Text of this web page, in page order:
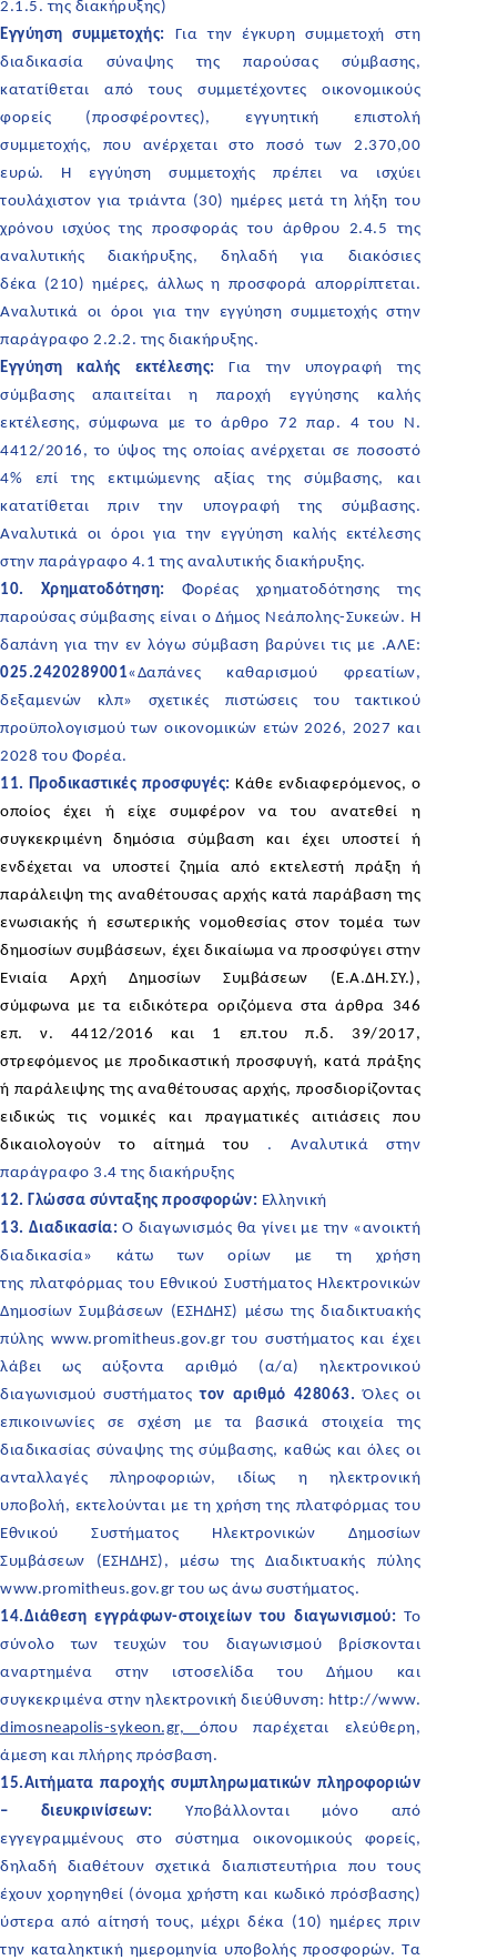
2.1.5. της διακήρυξης)
Εγγύηση συμμετοχής:
Για την έγκυρη συμμετοχή στη
διαδικασία σύναψης της παρούσας σύμβασης,
κατατίθεται από τους συμμετέχοντες οικονομικούς
φορείς (προσφέροντες), εγγυητική επιστολή
συμμετοχής,
που ανέρχεται στο ποσό των 2.370,00
ευρώ. Η εγγύηση συμμετοχής πρέπει να ισχύει
τουλάχιστον για τριάντα (30) ημέρες μετά τη λήξη του
χρόνου ισχύος της προσφοράς του άρθρου 2.4.5 της
αναλυτικής διακήρυξης, δηλαδή για διακόσιες
δέκα (210) ημέρες, άλλως η προσφορά απορρίπτεται.
Αναλυτικά οι όροι για την εγγύηση συμμετοχής στην
παράγραφο 2.2.2. της διακήρυξης.
Εγγύηση καλής εκτέλεσης:
Για την υπογραφή της
σύμβασης απαιτείται η παροχή εγγύησης καλής
εκτέλεσης, σύμφωνα με το άρθρο 72 παρ. 4 του Ν.
4412/2016, το ύψος της οποίας ανέρχεται σε ποσοστό
4% επί της εκτιμώμενης αξίας της σύμβασης, και
κατατίθεται πριν την υπογραφή της σύμβασης.
Αναλυτικά οι όροι για την εγγύηση καλής εκτέλεσης
στην παράγραφο 4.1 της αναλυτικής διακήρυξης.
10. Χρηματοδότηση: Φορέας χρηματοδότησης της
παρούσας σύμβασης είναι ο Δήμος Νεάπολης-Συκεών. Η
δαπάνη για την εν λόγω σύμβαση βαρύνει τις με .ΑΛΕ:
025.2420289001«Δαπάνες καθαρισμού φρεατίων,
δεξαμενών κλπ» σχετικές πιστώσεις του τακτικού
προϋπολογισμού των οικονομικών ετών 2026, 2027 και
2028 του Φορέα.
11. Προδικαστικές προσφυγές: Κάθε ενδιαφερόμενος, ο
οποίος έχει ή είχε συμφέρον να του ανατεθεί η
συγκεκριμένη δημόσια σύμβαση και έχει υποστεί ή
ενδέχεται να υποστεί ζημία από εκτελεστή πράξη ή
παράλειψη της αναθέτουσας αρχής κατά παράβαση της
ενωσιακής ή εσωτερικής νομοθεσίας στον τομέα των
δημοσίων συμβάσεων, έχει δικαίωμα να προσφύγει στην
Ενιαία Αρχή Δημοσίων Συμβάσεων ( Ε.Α.ΔΗ.ΣΥ.),
σύμφωνα με τα ειδικότερα οριζόμενα στα άρθρα 346
επ. ν. 4412/2016 και 1 επ.του π.δ. 39/2017,
στρεφόμενος με προδικαστική προσφυγή, κατά πράξης
ή παράλειψης της αναθέτουσας αρχής, προσδιορίζοντας
ειδικώς τις νομικές και πραγματικές αιτιάσεις που
δικαιολογούν το αίτημά του . Αναλυτικά στην
παράγραφο 3.4 της διακήρυξης
12. Γλώσσα σύνταξης προσφορών: Ελληνική
13. Διαδικασία:Ο διαγωνισμός θα γίνει με την «ανοικτή
διαδικασία» κάτω των ορίων με τη χρήση
της πλατφόρμας του Εθνικού Συστήματος Ηλεκτρονικών
Δημοσίων Συμβάσεων (ΕΣΗΔΗΣ) μέσω της διαδικτυακής
πύλης www.promitheus.gov.gr του συστήματος και έχει
λάβει ως αύξοντα αριθµό (α/α) ηλεκτρονικού
διαγωνισµού συστήµατοςτον αριθµό 428063. Όλες οι
επικοινωνίες σε σχέση με τα βασικά στοιχεία της
διαδικασίας σύναψης της σύμβασης, καθώς και όλες οι
ανταλλαγές πληροφοριών, ιδίως η ηλεκτρονική
υποβολή, εκτελούνται με τη χρήση της πλατφόρμας του
Εθνικού Συστήματος Ηλεκτρονικών Δημοσίων
Συμβάσεων (ΕΣΗΔΗΣ), μέσω της Διαδικτυακής πύλης
www.promitheus.gov.gr του ως άνω συστήματος.
14.Διάθεση εγγράφων-στοιχείων του διαγωνισμού:Το
σύνολο των τευχών του διαγωνισμού βρίσκονται
αναρτημένα στην ιστοσελίδα του Δήμου και
συγκεκριμένα στην ηλεκτρονική διεύθυνση: http://www.
dimosneapolis-sykeon.gr,όπου παρέχεται ελεύθερη,
άμεση και πλήρης πρόσβαση.
15.Αιτήματα παροχής συμπληρωματικών πληροφοριών
– διευκρινίσεων:
Υποβάλλονται μόνο από
εγγεγραμμένους στο σύστημα οικονομικούς φορείς,
δηλαδή διαθέτουν σχετικά διαπιστευτήρια που τους
έχουν χορηγηθεί (όνομα χρήστη και κωδικό πρόσβασης)
ύστερα από αίτησή τους, μέχρι δέκα (10) ημέρες πριν
την καταληκτική ημερομηνία υποβολής προσφορών. Τα